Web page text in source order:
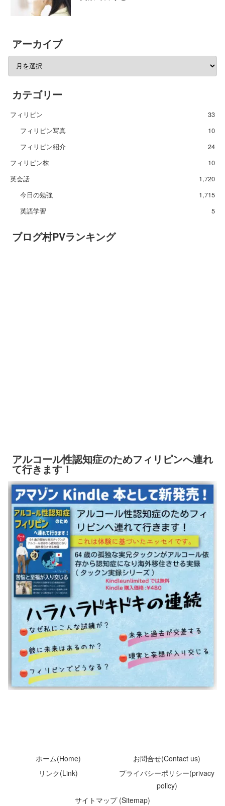
アーカイブ
カテゴリー
フィリピン
33
フィリピン写真
10
フィリピン紹介
24
フィリピン株
10
英会話
1,720
今日の勉強
1,715
英語学習
5
ブログ村PVランキング
アルコール性認知症のためフィリピンへ連れ
て行きます！
ホーム(Home)
お問合せ(Contact us)
リンク(Link)
プライバシーポリシー(privacy
policy)
サイトマップ (Sitemap)